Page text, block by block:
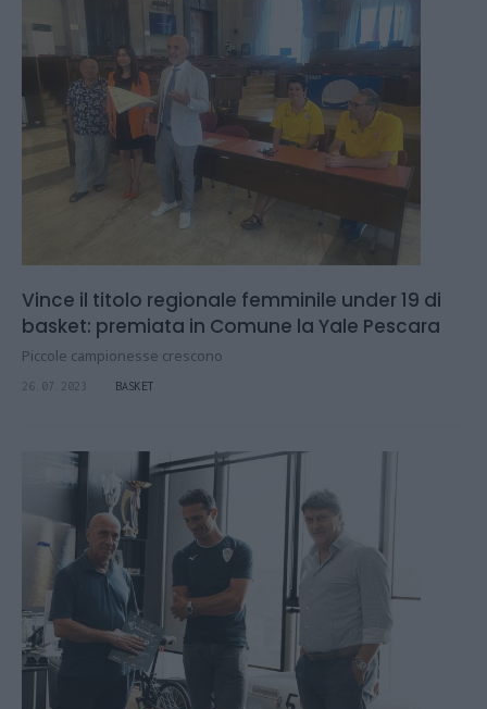
Vince il titolo regionale femminile under 19 di
basket: premiata in Comune la Yale Pescara
Piccole campionesse crescono
26.07.2023 BASKET